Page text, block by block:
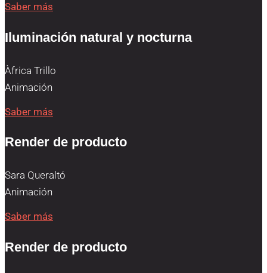
Saber más
Iluminación natural y nocturna
Àfrica Trillo
Animación
Saber más
Render de producto
Sara Queraltó
Animación
Saber más
Render de producto